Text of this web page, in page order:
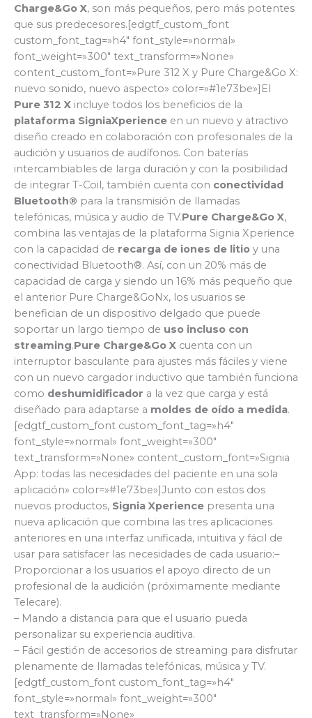
Charge&Go X, son más pequeños, pero más potentes
que sus predecesores.[edgtf_custom_font
custom_font_tag=»h4″ font_style=»normal»
font_weight=»300″ text_transform=»None»
content_custom_font=»Pure 312 X y Pure Charge&Go X:
nuevo sonido, nuevo aspecto» color=»#1e73be»]El
Pure 312 X incluye todos los beneficios de la
plataforma SigniaXperience en un nuevo y atractivo
diseño creado en colaboración con profesionales de la
audición y usuarios de audífonos. Con baterías
intercambiables de larga duración y con la posibilidad
de integrar T-Coil, también cuenta con conectividad
Bluetooth® para la transmisión de llamadas
telefónicas, música y audio de TV.Pure Charge&Go X,
combina las ventajas de la plataforma Signia Xperience
con la capacidad de recarga de iones de litio y una
conectividad Bluetooth®. Así, con un 20% más de
capacidad de carga y siendo un 16% más pequeño que
el anterior Pure Charge&GoNx, los usuarios se
benefician de un dispositivo delgado que puede
soportar un largo tiempo de uso incluso con
streaming.Pure Charge&Go X cuenta con un
interruptor basculante para ajustes más fáciles y viene
con un nuevo cargador inductivo que también funciona
como deshumidificador a la vez que carga y está
diseñado para adaptarse a moldes de oído a medida.
[edgtf_custom_font custom_font_tag=»h4″
font_style=»normal» font_weight=»300″
text_transform=»None» content_custom_font=»Signia
App: todas las necesidades del paciente en una sola
aplicación» color=»#1e73be»]Junto con estos dos
nuevos productos, Signia Xperience presenta una
nueva aplicación que combina las tres aplicaciones
anteriores en una interfaz unificada, intuitiva y fácil de
usar para satisfacer las necesidades de cada usuario:–
Proporcionar a los usuarios el apoyo directo de un
profesional de la audición (próximamente mediante
Telecare).
– Mando a distancia para que el usuario pueda
personalizar su experiencia auditiva.
– Fácil gestión de accesorios de streaming para disfrutar
plenamente de llamadas telefónicas, música y TV.
[edgtf_custom_font custom_font_tag=»h4″
font_style=»normal» font_weight=»300″
text_transform=»None»